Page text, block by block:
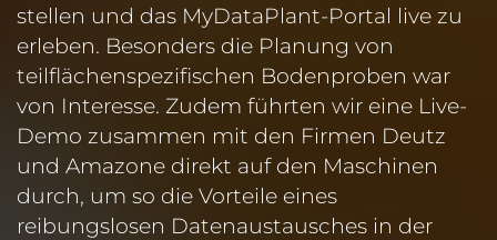
stellen und das MyDataPlant-Portal live zu
erleben. Besonders die Planung von
teilflächenspezifischen Bodenproben war
von Interesse. Zudem führten wir eine Live-
Demo zusammen mit den Firmen Deutz
und Amazone direkt auf den Maschinen
durch, um so die Vorteile eines
reibungslosen Datenaustausches in der